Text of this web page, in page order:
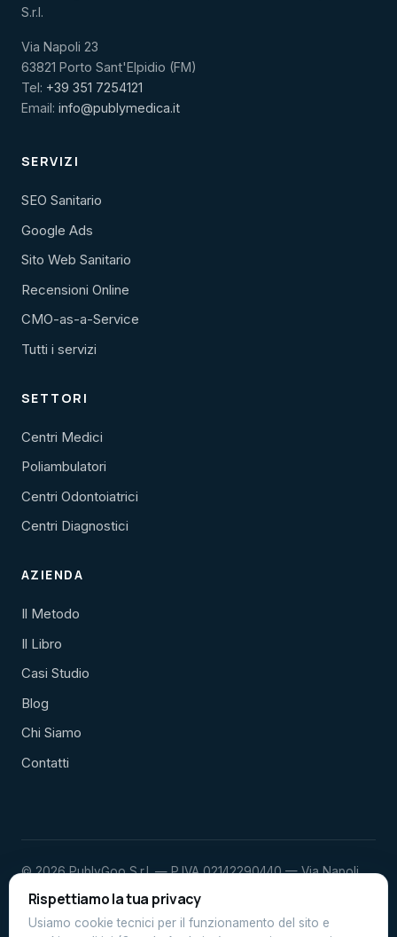
S.r.l.
Via Napoli 23
63821 Porto Sant'Elpidio (FM)
Tel: +39 351 7254121
Email: info@publymedica.it
SERVIZI
SEO Sanitario
Google Ads
Sito Web Sanitario
Recensioni Online
CMO-as-a-Service
Tutti i servizi
SETTORI
Centri Medici
Poliambulatori
Centri Odontoiatrici
Centri Diagnostici
AZIENDA
Il Metodo
Il Libro
Casi Studio
Blog
Chi Siamo
Contatti
© 2026 PublyGoo S.r.l. — P.IVA 02142290440 — Via Napoli
23, Porto Sant'Elpidio (FM)
Privacy Policy
Cookie Policy
Rispettiamo la tua privacy
Usiamo cookie tecnici per il funzionamento del sito e